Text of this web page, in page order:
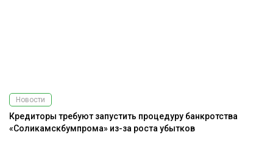
Новости
Кредиторы требуют запустить процедуру банкротства
«Соликамскбумпрома» из-за роста убытков